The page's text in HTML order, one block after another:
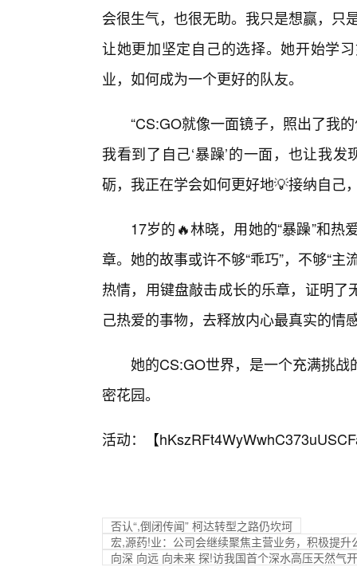
会很生气，也很无助。我只是想赢，只
让她更加坚定自己的选择。她开始学
业，如何成为一个更好的队友。
“CS:GO就像一面镜子，照出了我
我看到了自己‘暴躁’的一面，也让我
砺，我正在学会如何更好地💡接纳自己
17岁的🔥林晓，用她的“暴躁”和
章。她的故事或许不够“乖巧”，不够“
热情，用键盘敲击成长的乐章，证明
己热爱的事物，去释放内心最真实的情
她的CS:GO世界，是一个充满挑
密花园。
活动：【
否认“,倒闭传闻” 柯达转型之路仍坎坷
宏,源药!业：公司会继续聚焦主营业务，积极提
向深 向远 向未来 探!访我国首个深水高压天然气